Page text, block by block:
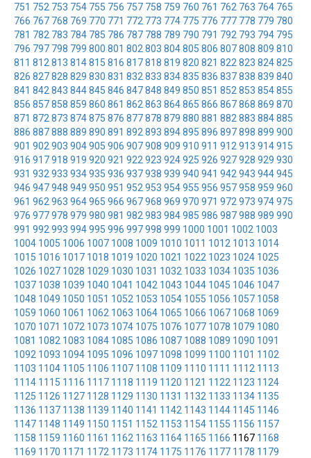
751 752 753 754 755 756 757 758 759 760 761 762 763 764 765
766 767 768 769 770 771 772 773 774 775 776 777 778 779 780
781 782 783 784 785 786 787 788 789 790 791 792 793 794 795
796 797 798 799 800 801 802 803 804805 806 807808 809 810
811 812 813 814815 816 817818 819 820 821 822 823 824825
826 827828 829 830 831 832 833 834835 836 837838 839 840
841 842 843 844845 846 847848 849 850 851 852 853 854855
856 857858 859 860 861 862 863 864865 866 867868 869 870
871 872 873 874875 876 877878 879 880 881 882 883 884885
886 887888 889 890 891 892 893 894895 896 897898 899 900
901 902 903 904905 906 907908 909 910 911 912 913 914915
916 917918 919 920 921 922 923 924925 926 927928 929 930
931 932 933 934935 936 937938 939 940 941 942 943 944945
946 947948 949 950 951 952 953 954955 956 957958 959 960
961 962 963 964965 966 967968 969 970 971 972 973 974975
976 977978 979 980 981 982 983 984985 986 987988 989 990
991 992 993 994995 996 997998 999 1000 1001 1002 1003
1004 1005 1006 1007 1008 1009 1010 1011 1012 1013 1014
1015 1016 1017 1018 1019 1020 1021 1022 1023 1024 1025
1026 1027 1028 1029 1030 1031 1032 1033 1034 1035 1036
1037 1038 1039 1040 1041 1042 1043 1044 1045 1046 1047
1048 1049 1050 1051 1052 1053 1054 1055 1056 1057 1058
1059 1060 1061 1062 1063 1064 1065 1066 1067 1068 1069
1070 1071 1072 1073 1074 1075 1076 1077 1078 1079 1080
1081 1082 1083 1084 1085 1086 1087 1088 1089 1090 1091
1092 1093 1094 1095 1096 1097 1098 1099 1100 1101 1102
1103 1104 1105 1106 1107 1108 1109 1110 1111 1112 1113
1114 1115 1116 1117 1118 1119 1120 1121 1122 1123 1124
1125 1126 1127 1128 1129 1130 1131 1132 1133 1134 1135
1136 1137 1138 1139 1140 1141 1142 1143 1144 1145 1146
1147 1148 1149 1150 1151 1152 1153 1154 1155 1156 1157
1158 1159 1160 1161 1162 1163 1164 1165 1166 1167 1168
1169 1170 1171 1172 1173 1174 1175 1176 1177 1178 1179